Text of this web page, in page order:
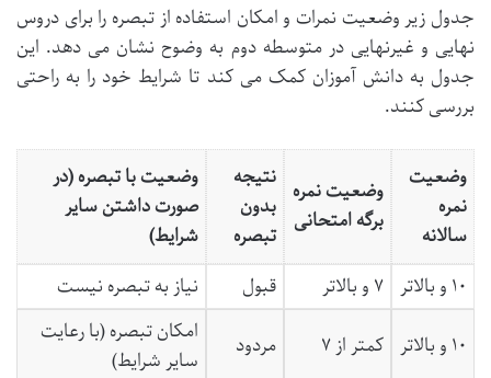
جدول زیر وضعیت نمرات و امکان استفاده از تبصره را برای دروس
نهایی و غیرنهایی در متوسطه دوم به وضوح نشان می دهد. این
جدول به دانش آموزان کمک می کند تا شرایط خود را به راحتی
بررسی کنند.
وضعیت
نمره
سالانه
وضعیت نمره
برگه امتحانی
نتیجه
بدون
تبصره
وضعیت با تبصره (در
صورت داشتن سایر
شرایط)
۱۰ و بالاتر
۷ و بالاتر قبول
نیاز به تبصره نیست
۱۰ و بالاتر
کمتر از ۷ مردود
امکان تبصره (با رعایت
سایر شرایط)